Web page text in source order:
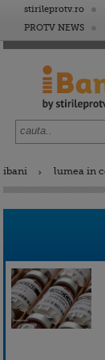
stirileprotv.ro
PROTV NEWS
ibani lumea in